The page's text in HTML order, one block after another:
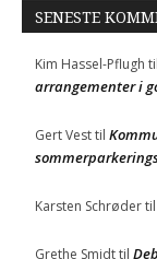
SENESTE
Kim Hassel-Pflugh til
arrangementer i
Gert Vesttil
Karsten Schrødertil
Grethe Smidttil